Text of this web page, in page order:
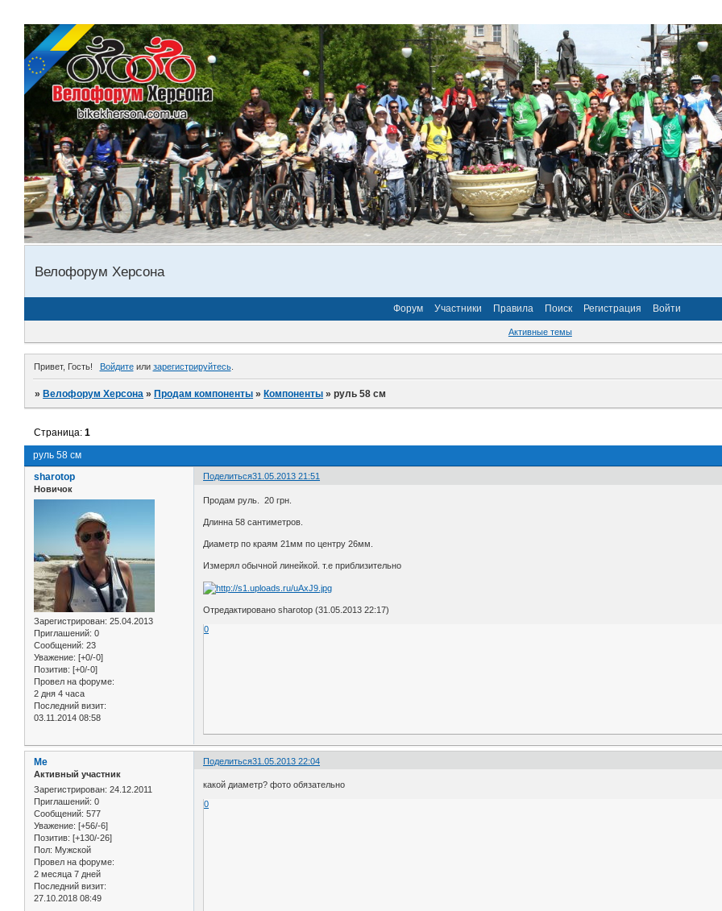
Велофорум Херсона
Форум Участники Правила Поиск Регистрация Войти
Активные темы
Привет, Гость! Войдитеили зарегистрируйтесь.
» Велофорум Херсона » Продам компоненты » Компоненты »руль 58 см
руль 58 см
Страница:1
Поделиться31.05.2013 21:51
sharotop
Новичок
Зарегистрирован: 25.04.2013
Приглашений: 0
Сообщений: 23
Уважение: [+0/-0]
Позитив: [+0/-0]
Провел на форуме:
2 дня 4 часа
Последний визит:
03.11.2014 08:58
Продам руль. 20 грн.
Длинна 58 сантиметров.
Диаметр по краям 21мм по центру 26мм.
Измерял обычной линейкой. т.е приблизительно
Отредактировано sharotop (31.05.2013 22:17)
0
Поделиться31.05.2013 22:04
Me
Активный участник
Зарегистрирован: 24.12.2011
Приглашений: 0
Сообщений: 577
Уважение: [+56/-6]
Позитив: [+130/-26]
Пол: Мужской
Провел на форуме:
2 месяца 7 дней
Последний визит:
27.10.2018 08:49
какой диаметр? фото обязательно
0